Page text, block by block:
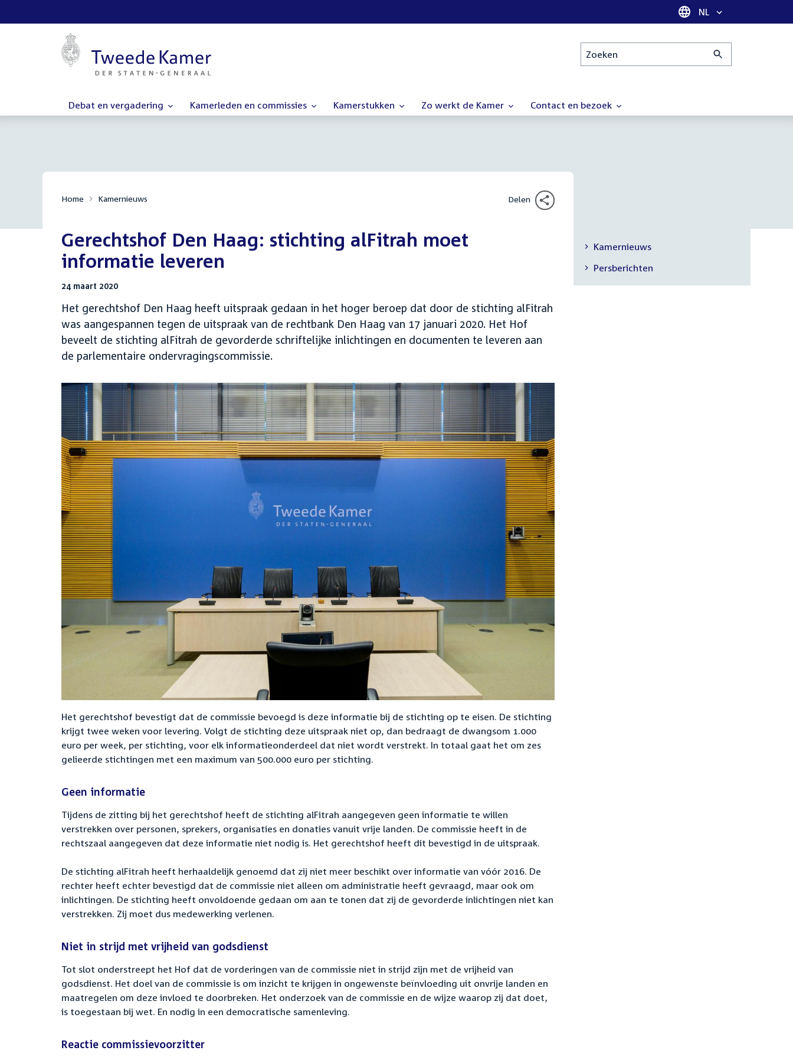
Taal selectie
NL
Zoeken
Debat en vergadering Kamerleden en commissies Kamerstukken Zo werkt de Kamer Contact en bezoek
Home Kamernieuws Delen
Gerechtshof Den Haag: stichting alFitrah moet
informatie leveren
24 maart 2020
Het gerechtshof Den Haag heeft uitspraak gedaan in het hoger beroep dat door de stichting alFitrah
was aangespannen tegen de uitspraak van de rechtbank Den Haag van 17 januari 2020. Het Hof
beveelt de stichting alFitrah de gevorderde schriftelijke inlichtingen en documenten te leveren aan
de parlementaire ondervragingscommissie.
Het gerechtshof bevestigt dat de commissie bevoegd is deze informatie bij de stichting op te eisen. De stichting
krijgt twee weken voor levering. Volgt de stichting deze uitspraak niet op, dan bedraagt de dwangsom 1.000
euro per week, per stichting, voor elk informatieonderdeel dat niet wordt verstrekt. In totaal gaat het om zes
gelieerde stichtingen met een maximum van 500.000 euro per stichting.
Geen informatie
Tijdens de zitting bij het gerechtshof heeft de stichting alFitrah aangegeven geen informatie te willen
verstrekken over personen, sprekers, organisaties en donaties vanuit vrije landen. De commissie heeft in de
rechtszaal aangegeven dat deze informatie niet nodig is. Het gerechtshof heeft dit bevestigd in de uitspraak.
De stichting alFitrah heeft herhaaldelijk genoemd dat zij niet meer beschikt over informatie van vóór 2016. De
rechter heeft echter bevestigd dat de commissie niet alleen om administratie heeft gevraagd, maar ook om
inlichtingen. De stichting heeft onvoldoende gedaan om aan te tonen dat zij de gevorderde inlichtingen niet kan
verstrekken. Zij moet dus medewerking verlenen.
Niet in strijd met vrijheid van godsdienst
Tot slot onderstreept het Hof dat de vorderingen van de commissie niet in strijd zijn met de vrijheid van
godsdienst. Het doel van de commissie is om inzicht te krijgen in ongewenste beïnvloeding uit onvrije landen en
maatregelen om deze invloed te doorbreken. Het onderzoek van de commissie en de wijze waarop zij dat doet,
is toegestaan bij wet. En nodig in een democratische samenleving.
Reactie commissievoorzitter
Secundaire
navigatie
Kamernieuws
Persberichten